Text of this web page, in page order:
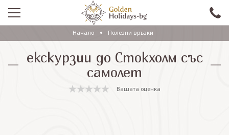
ПРОМО
EКСКУРЗИИ СЪС САМОЛЕТ
ЕКСКУРЗИИ С АВТОБУС
Начало Полезни връзки
екскурзии до Стокхолм със
самолет
Вашата оценка